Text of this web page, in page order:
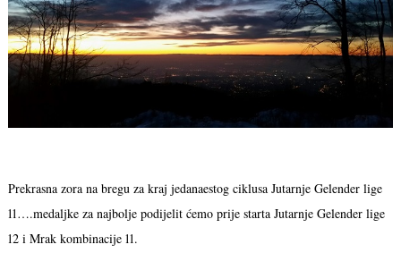
Prekrasna zora na bregu za kraj jedanaestog ciklusa Jutarnje Gelender lige
11….medaljke za najbolje podijelit ćemo prije starta Jutarnje Gelender lige
12 i Mrak kombinacije 11.